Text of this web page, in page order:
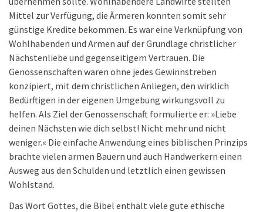
Mittel zur Verfügung, die Ärmeren konnten somit sehr
günstige Kredite bekommen. Es war eine Verknüpfung von
Wohlhabenden und Armen auf der Grundlage christlicher
Nächstenliebe und gegenseitigem Vertrauen. Die
Genossenschaften waren ohne jedes Gewinnstreben
konzipiert, mit dem christlichen Anliegen, den wirklich
Bedürftigen in der eigenen Umgebung wirkungsvoll zu
helfen. Als Ziel der Genossenschaft formulierte er: »Liebe
deinen Nächsten wie dich selbst! Nicht mehr und nicht
weniger.« Die einfache Anwendung eines biblischen Prinzips
brachte vielen armen Bauern und auch Handwerkern einen
Ausweg aus den Schulden und letztlich einen gewissen
Wohlstand.
Das Wort Gottes, die Bibel enthält viele gute ethische